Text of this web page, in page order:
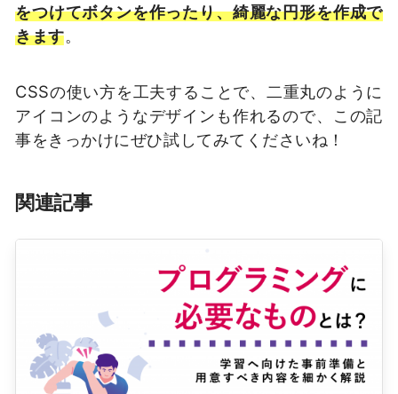
をつけてボタンを作ったり、綺麗な円形を作成で
きます。
CSSの使い方を工夫することで、二重丸のように
アイコンのようなデザインも作れるので、この記
事をきっかけにぜひ試してみてくださいね！
関連記事